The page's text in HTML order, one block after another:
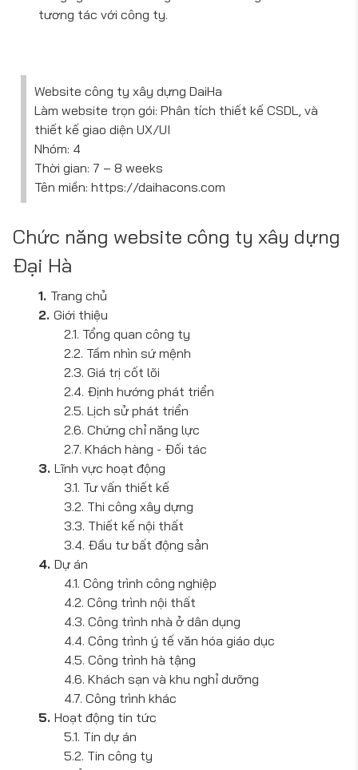
tương tác với công ty.
Website công ty xây dựng DaiHa
Làm website trọn gói: Phân tích thiết kế CSDL, và
thiết kế giao diện UX/UI
Nhóm: 4
Thời gian: 7 – 8 weeks
Tên miền: https://daihacons.com
Chức năng website công ty xây dựng
Đại Hà
Trang chủ
Giới thiệu
Tổng quan công ty
Tầm nhìn sứ mệnh
Giá trị cốt lõi
Định hướng phát triển
Lịch sử phát triển
Chứng chỉ năng lực
Khách hàng - Đối tác
Lĩnh vực hoạt động
Tư vấn thiết kế
Thi công xây dựng
Thiết kế nội thất
Đầu tư bất động sản
Dự án
Công trình công nghiệp
Công trình nội thất
Công trình nhà ở dân dụng
Công trình ý tế văn hóa giáo dục
Công trình hà tậng
Khách sạn và khu nghỉ dưỡng
Công trình khác
Hoạt động tin tức
Tin dự án
Tin công ty